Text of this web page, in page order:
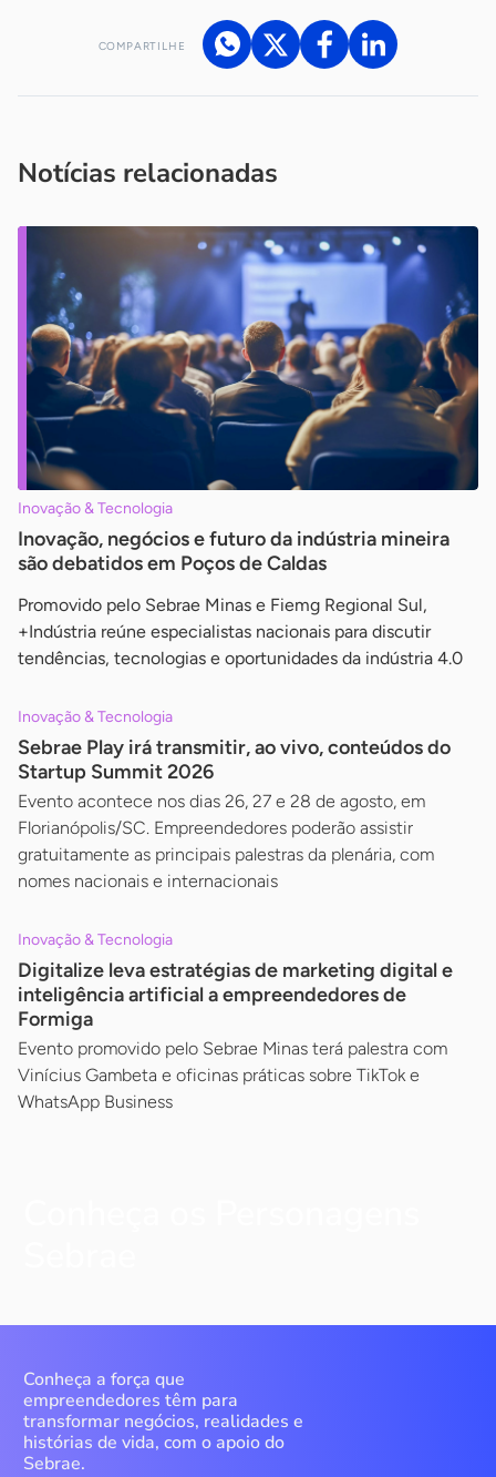
COMPARTILHE
Notícias relacionadas
Inovação & Tecnologia
Inovação, negócios e futuro da indústria mineira
são debatidos em Poços de Caldas
Promovido pelo Sebrae Minas e Fiemg Regional Sul,
+Indústria reúne especialistas nacionais para discutir
tendências, tecnologias e oportunidades da indústria 4.0
Inovação & Tecnologia
Sebrae Play irá transmitir, ao vivo, conteúdos do
Startup Summit 2026
Evento acontece nos dias 26, 27 e 28 de agosto, em
Florianópolis/SC. Empreendedores poderão assistir
gratuitamente as principais palestras da plenária, com
nomes nacionais e internacionais
Inovação & Tecnologia
Digitalize leva estratégias de marketing digital e
inteligência artificial a empreendedores de
Formiga
Evento promovido pelo Sebrae Minas terá palestra com
Vinícius Gambeta e oficinas práticas sobre TikTok e
WhatsApp Business
Conheça a força que
empreendedores têm para
transformar negócios, realidades e
histórias de vida, com o apoio do
Sebrae.